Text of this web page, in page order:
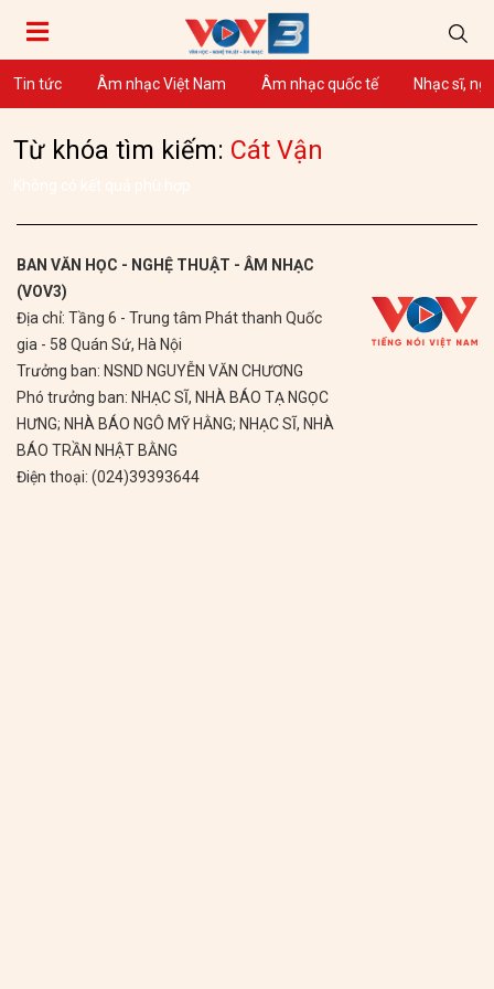
Tin tức Âm nhạc Việt Nam Âm nhạc quốc tế Nhạc sĩ,
Từ khóa tìm kiếm: Cát Vận
Không có kết quả phù hợp
BAN VĂN HỌC - NGHỆ THUẬT - ÂM NHẠC
(VOV3)
Địa chỉ: Tầng 6 - Trung tâm Phát thanh Quốc
gia - 58 Quán Sứ, Hà Nội
Trưởng ban: NSND NGUYỄN VĂN CHƯƠNG
Phó trưởng ban: NHẠC SĨ, NHÀ BÁO TẠ NGỌC
HƯNG; NHÀ BÁO NGÔ MỸ HẰNG; NHẠC SĨ, NHÀ
BÁO TRẦN NHẬT BẰNG
Điện thoại: (024)39393644